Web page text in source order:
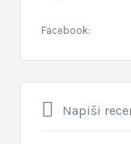
Facebook:
Napiši